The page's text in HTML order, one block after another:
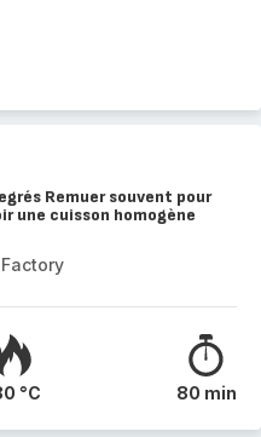
Remuer souvent pour
une cuisson homogène
°C 80 min